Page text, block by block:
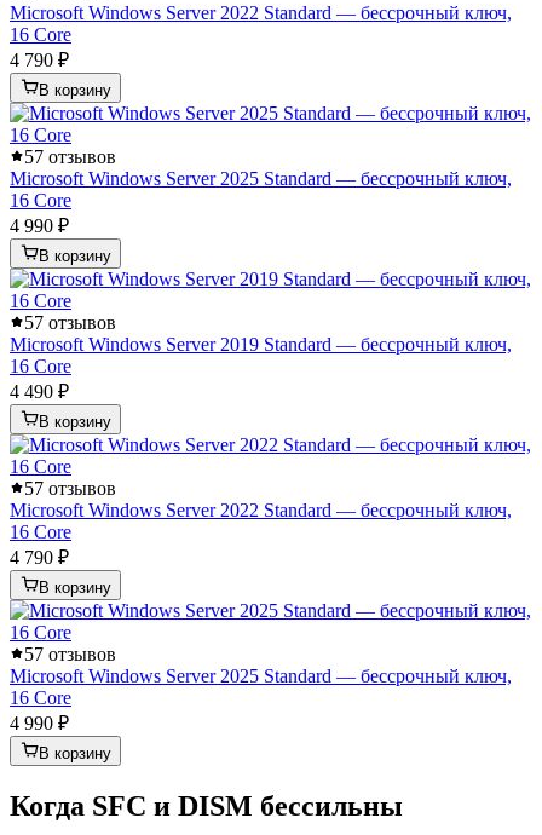
Microsoft Windows Server 2022 Standard — бессрочный ключ,
16 Core
4 790 ₽
В корзину
57 отзывов
Microsoft Windows Server 2025 Standard — бессрочный ключ,
16 Core
4 990 ₽
В корзину
57 отзывов
Microsoft Windows Server 2019 Standard — бессрочный ключ,
16 Core
4 490 ₽
В корзину
57 отзывов
Microsoft Windows Server 2022 Standard — бессрочный ключ,
16 Core
4 790 ₽
В корзину
57 отзывов
Microsoft Windows Server 2025 Standard — бессрочный ключ,
16 Core
4 990 ₽
В корзину
Когда SFC и DISM бессильны